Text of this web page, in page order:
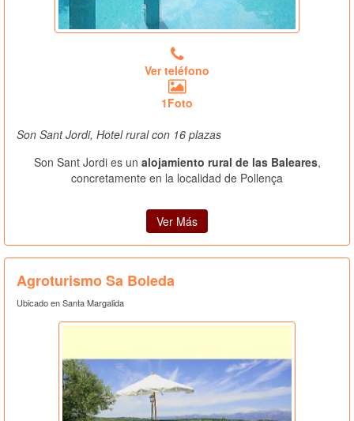
Ver teléfono
1Foto
Son Sant Jordi, Hotel rural con 16 plazas
Son Sant Jordi es un alojamiento rural de las Baleares,
concretamente en la localidad de Pollença
Ver Más
Agroturismo Sa Boleda
Ubicado en Santa Margalida